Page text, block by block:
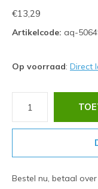
€13,29
Artikelcode: aq-
Op voorraad: Direct
Bestel nu, betaal